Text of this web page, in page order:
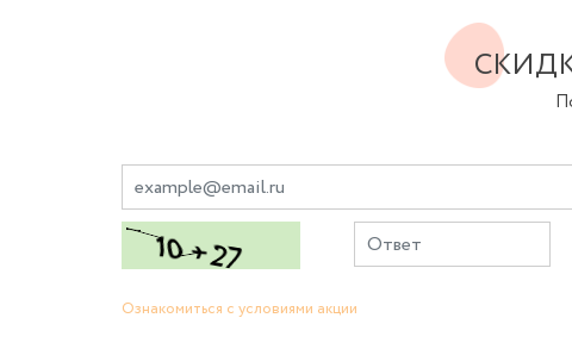
Ознакомиться с условиями акции